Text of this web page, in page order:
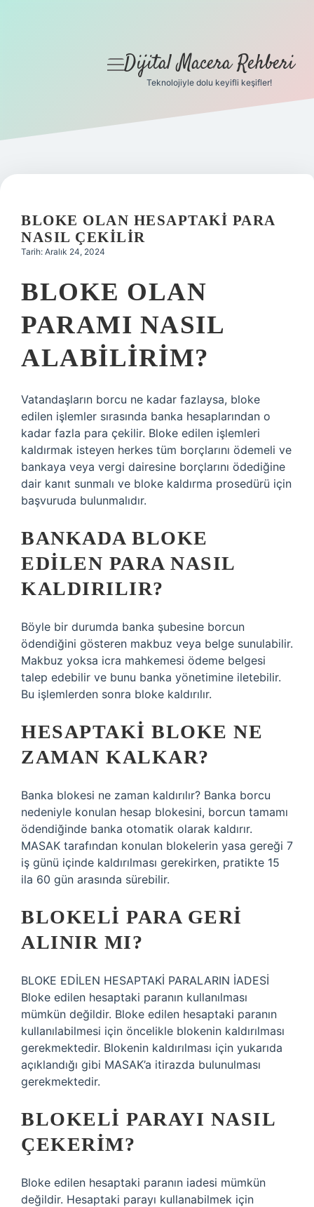
Gizlilik Politikası
Yasal Uyarı
menüyü
Dijital Macera Rehberi
Teknolojiyle dolu keyifli keşifler!
BLOKE OLAN HESAPTAKI PARA
NASIL ÇEKILIR
Tarih: Aralık 24, 2024
BLOKE OLAN
PARAMI NASIL
ALABILIRIM?
Vatandaşların borcu ne kadar fazlaysa, bloke
edilen işlemler sırasında banka hesaplarından o
kadar fazla para çekilir. Bloke edilen işlemleri
kaldırmak isteyen herkes tüm borçlarını ödemeli ve
bankaya veya vergi dairesine borçlarını ödediğine
dair kanıt sunmalı ve bloke kaldırma prosedürü için
başvuruda bulunmalıdır.
BANKADA BLOKE
EDILEN PARA NASIL
KALDIRILIR?
Böyle bir durumda banka şubesine borcun
ödendiğini gösteren makbuz veya belge sunulabilir.
Makbuz yoksa icra mahkemesi ödeme belgesi
talep edebilir ve bunu banka yönetimine iletebilir.
Bu işlemlerden sonra bloke kaldırılır.
HESAPTAKI BLOKE NE
ZAMAN KALKAR?
Banka blokesi ne zaman kaldırılır? Banka borcu
nedeniyle konulan hesap blokesini, borcun tamamı
ödendiğinde banka otomatik olarak kaldırır.
MASAK tarafından konulan blokelerin yasa gereği 7
iş günü içinde kaldırılması gerekirken, pratikte 15
ila 60 gün arasında sürebilir.
BLOKELI PARA GERI
ALINIR MI?
BLOKE EDİLEN HESAPTAKİ PARALARIN İADESİ
Bloke edilen hesaptaki paranın kullanılması
mümkün değildir. Bloke edilen hesaptaki paranın
kullanılabilmesi için öncelikle blokenin kaldırılması
gerekmektedir. Blokenin kaldırılması için yukarıda
açıklandığı gibi MASAK’a itirazda bulunulması
gerekmektedir.
BLOKELI PARAYI NASIL
ÇEKERIM?
Bloke edilen hesaptaki paranın iadesi mümkün
değildir. Hesaptaki parayı kullanabilmek için